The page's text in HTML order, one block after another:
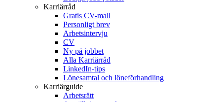
Karriärråd
Gratis CV-mall
Personligt brev
Arbetsintervju
CV
Ny på jobbet
Alla Karriärråd
LinkedIn-tips
Lönesamtal och löneförhandling
Karriärguide
Arbetsrätt